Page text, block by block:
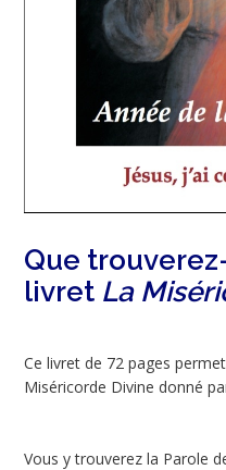
Que
livret La
Ce livret de 72 pages
Miséricorde Divine donné
Vous y trouverez la Parole